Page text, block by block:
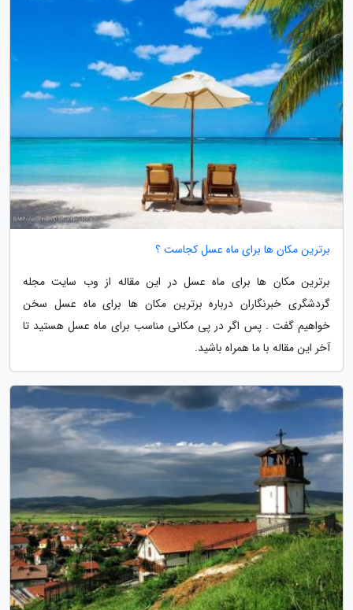
برترین مکان ها برای ماه عسل کجاست ؟
برترین مکان ها برای ماه عسل در این مقاله از وب سایت مجله
گردشگری خبرنگاران درباره برترین مکان ها برای ماه عسل سخن
خواهیم گفت . پس اگر در پی مکانی مناسب برای ماه عسل هستید تا
آخر این مقاله با ما همراه باشید.